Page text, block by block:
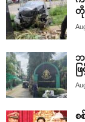
တို
ဘ
ဖ
စ